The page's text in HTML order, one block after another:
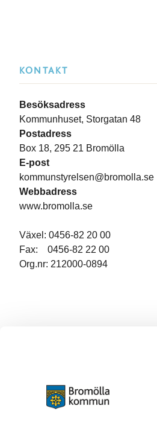
KONTAKT
Besöksadress
Kommunhuset, Storgatan 48
Postadress
Box 18, 295 21 Bromölla
E-post
kommunstyrelsen@bromolla.se
Webbadress
www.bromolla.se
Växel: 0456-82 20 00
Fax: 0456-82 22 00
Org.nr: 212000-0894